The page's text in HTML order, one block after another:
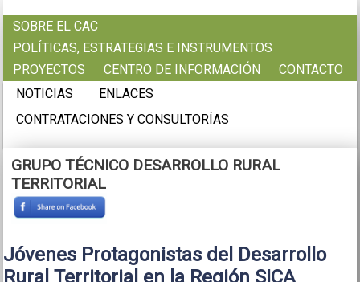
SOBRE EL CAC
POLÍTICAS, ESTRATEGIAS E INSTRUMENTOS
PROYECTOS
CENTRO DE INFORMACIÓN
CONTACTO
NOTICIAS
ENLACES
CONTRATACIONES Y CONSULTORÍAS
GRUPO TÉCNICO DESARROLLO RURAL
TERRITORIAL
Jóvenes Protagonistas del Desarrollo